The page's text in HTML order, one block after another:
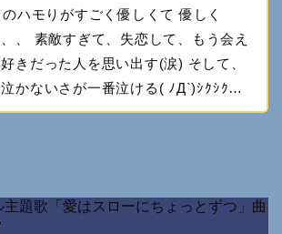
のハモりがすごく優しくて 優しく
、 素敵すぎて、失恋して、もう会え
きだった人を思い出す(涙) そして、
泣かないさが一番泣ける( ﾉД`)ｼｸｼｸ…
題歌「愛はスローにちょっとずつ」曲